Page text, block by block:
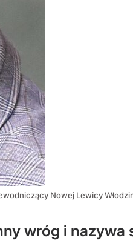
Nowej Lewicy
wróg i nazywa